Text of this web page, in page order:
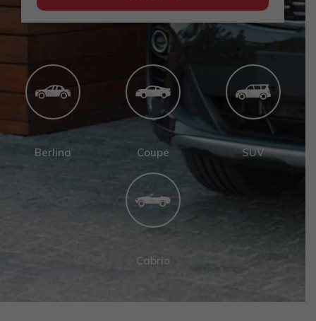
Berlina Coupe SUV
Cabrio